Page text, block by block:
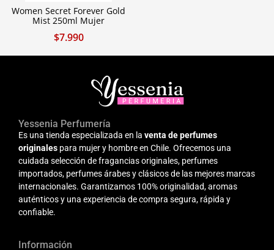
Women Secret Forever Gold
Mist 250ml Mujer
$7.990
Yessenia Perfumería
Es una tienda especializada en la venta de perfumes
originales para mujer y hombre en Chile. Ofrecemos una
cuidada selección de fragancias originales, perfumes
importados, perfumes árabes y clásicos de las mejores marcas
internacionales. Garantizamos 100% originalidad, aromas
auténticos y una experiencia de compra segura, rápida y
confiable.
Información